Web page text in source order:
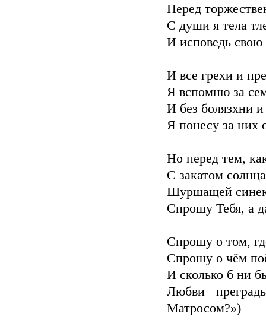
Перед
С души я тела
И исповедь свою
И все грехи и
Я вспомню за
И без болязхни
Я понесу за них
Но перед тем,
С закатом
Шуршащей
Спрошу Тебя, а
Спрошу о том,
Спрошу о чём
И сколько б ни
Любви
Матросом?»)